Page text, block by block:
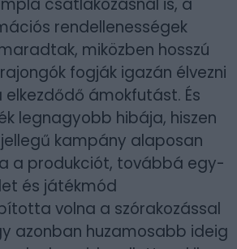
csatlakozásnál is, a
rendellenességek
miközben hosszú
fogják igazán élvezni
elkezdődő ámokfutást. És
legnagyobb hibája, hiszen
kampány alaposan
a produkciót, továbbá egy-
és játékmód
volna a szórakozással
azonban huzamosabb ideig